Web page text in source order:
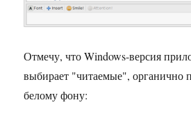
Отмечу, что Windows-версия
выбирает "читаемые", органично
белому фону: